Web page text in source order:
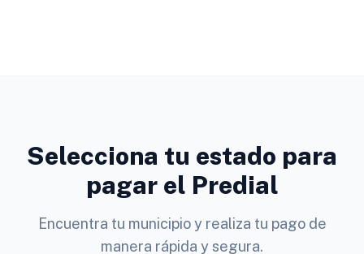
Selecciona tu estado para
pagar el Predial
Encuentra tu municipio y realiza tu pago de
manera rápida y segura.